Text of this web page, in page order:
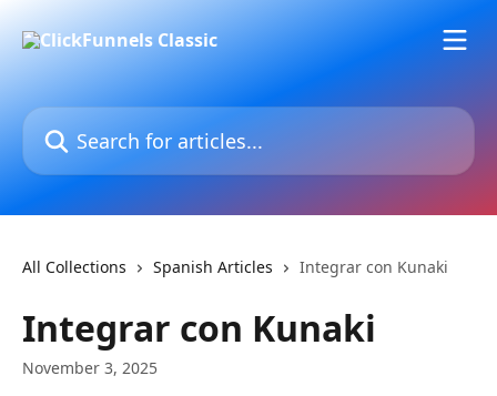
Search for articles...
All Collections Spanish Articles Integrar con Kunaki
Integrar con Kunaki
November 3, 2025